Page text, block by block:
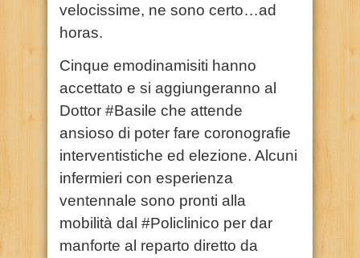
velocissime, ne sono certo…ad
horas.
Cinque emodinamisiti hanno
accettato e si aggiungeranno al
Dottor #Basile che attende
ansioso di poter fare coronografie
interventistiche ed elezione. Alcuni
infermieri con esperienza
ventennale sono pronti alla
mobilità dal #Policlinico per dar
manforte al reparto diretto da